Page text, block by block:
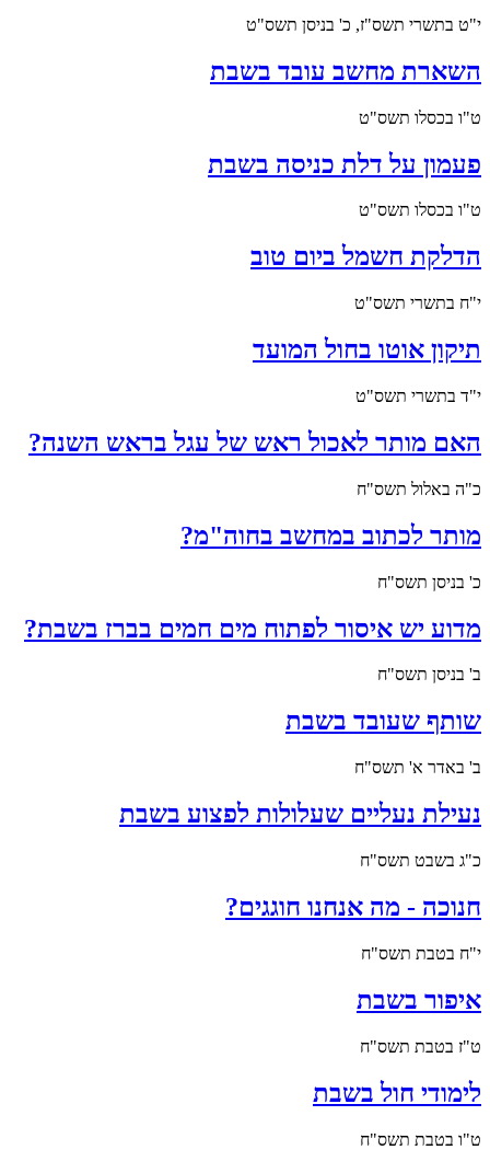
י"ט בתשרי תשס"ז, כ' בניסן תשס"ט
השארת מחשב עובד בשבת
ט"ו בכסלו תשס"ט
פעמון על דלת כניסה בשבת
ט"ו בכסלו תשס"ט
הדלקת חשמל ביום טוב
י"ח בתשרי תשס"ט
תיקון אוטו בחול המועד
י"ד בתשרי תשס"ט
האם מותר לאכול ראש של עגל בראש השנה?
כ"ה באלול תשס"ח
מותר לכתוב במחשב בחוה"מ?
כ' בניסן תשס"ח
מדוע יש איסור לפתוח מים חמים בברז בשבת?
ב' בניסן תשס"ח
שותף שעובד בשבת
ב' באדר א' תשס"ח
נעילת נעליים שעלולות לפצוע בשבת
כ"ג בשבט תשס"ח
חנוכה - מה אנחנו חוגגים?
י"ח בטבת תשס"ח
איפור בשבת
ט"ז בטבת תשס"ח
לימודי חול בשבת
ט"ו בטבת תשס"ח